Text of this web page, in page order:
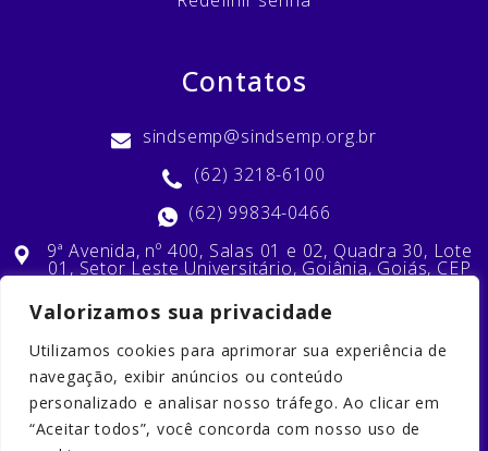
Valorizamos sua privacidade
Utilizamos cookies para aprimorar sua experiência de
navegação, exibir anúncios ou conteúdo
personalizado e analisar nosso tráfego. Ao clicar em
“Aceitar todos”, você concorda com nosso uso de
Contatos
sindsemp@sindsemp.org.br
(62) 3218-6100
(62) 99834-0466
9ª Avenida, nº 400, Salas 01 e 02, Quadra 30, Lote
01, Setor Leste Universitário, Goiânia, Goiás, CEP
Nossas Redes Sociais